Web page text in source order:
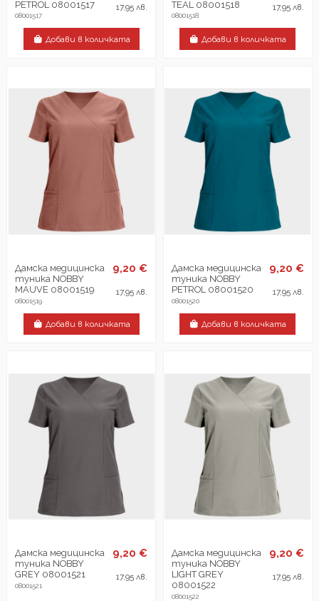
PETROL 08001517
08001517
17,95 лв.
Добави в количката
TEAL 08001518
08001518
17,95 лв.
Добави в количката
Дамска медицинска
туника NOBBY
MAUVE 08001519
08001519
9,20 €
17,95 лв.
Добави в количката
Дамска медицинска
туника NOBBY
PETROL 08001520
08001520
9,20 €
17,95 лв.
Добави в количката
Дамска медицинска
туника NOBBY
GREY 08001521
08001521
9,20 €
17,95 лв.
Дамска медицинска
туника NOBBY
LIGHT GREY
08001522
08001522
9,20 €
17,95 лв.